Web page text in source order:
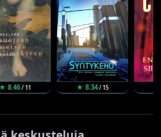
★ 8.46/ 11 ★ 8.34/ 15